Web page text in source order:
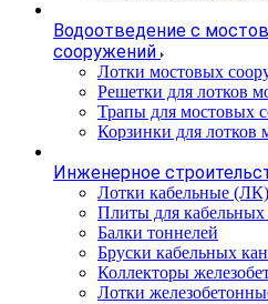
Водоотведение с
сооружений
Лотки мостовых
Решетки для лотков
Трапы для мостовых
Корзинки для лотков
Инженерное
Лотки кабельные (ЛК)
Плиты для
Балки тоннелей
Бруски кабельных
Коллекторы
Лотки